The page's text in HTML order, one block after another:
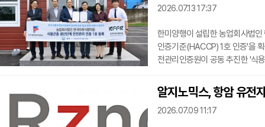
2026.07.13 17:37
한미양행이 설립한 농업회사법
인증기준(HACCP) 1호 인증'을
전관리인증원이 공동 추진한 '식
리 체계를 마련했다는 점에서 의
과정에서 발생할 수 있는 위해요
총 42개 항목에 대한
알지노믹스, 항암 유전
2026.07.09 11:17